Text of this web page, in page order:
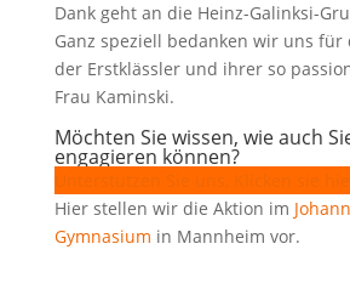
Dank geht an die Heinz-Galinksi-
Ganz speziell bedanken wir uns für
der Erstklässler und ihrer so
Frau Kaminski.
Möchten Sie wissen, wie auch
engagieren können?
Hier stellen wir die Aktion im
Gymnasium in Mannheim vor.